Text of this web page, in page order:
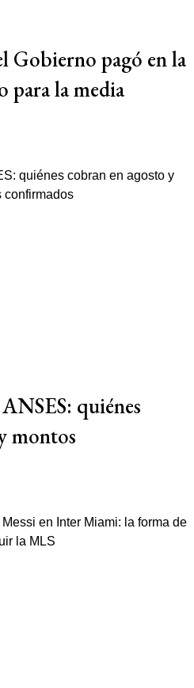
Gobierno pagó en la
para la media
quiénes
montos